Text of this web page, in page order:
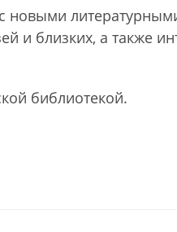
новыми
и близких, а также
библиотекой.